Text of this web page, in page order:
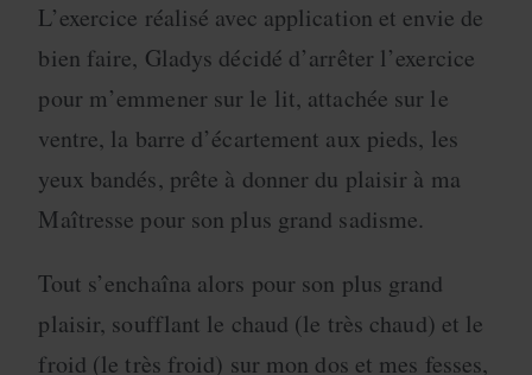
L’exercice réalisé avec application et envie de
bien faire, Gladys décidé d’arrêter l’exercice
pour m’emmener sur le lit, attachée sur le
ventre, la barre d’écartement aux pieds, les
yeux bandés, prête à donner du plaisir à ma
Maîtresse pour son plus grand sadisme.
Tout s’enchaîna alors pour son plus grand
plaisir, soufflant le chaud (le très chaud) et le
froid (le très froid) sur mon dos et mes fesses,